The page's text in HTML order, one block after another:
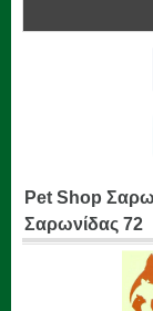
Pet Shop
Σαρωνίδας 72